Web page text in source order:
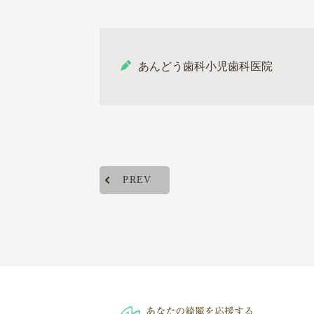
あんどう歯科小児歯科医院
PREV